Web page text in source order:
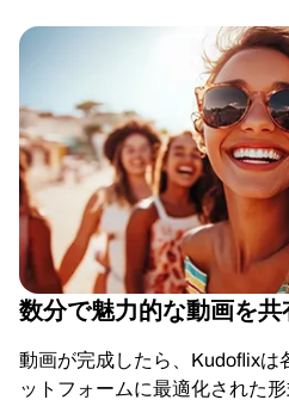
数分で魅力的な動画を共
動画が完成したら、Kudoflixは
ットフォームに最適化された